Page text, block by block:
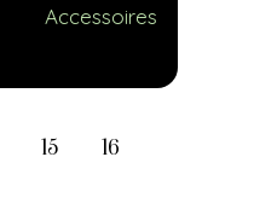
Accessoires
15
16